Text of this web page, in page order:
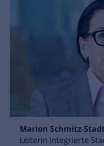
Marion Schmitz-
Leiterin Integrierte